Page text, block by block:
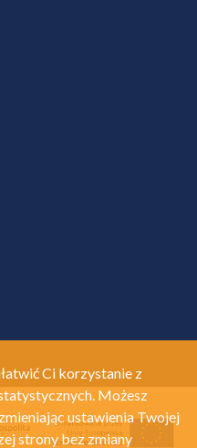
Ci korzystanie z
Możesz
ustawienia Twojej
strony bez zmiany